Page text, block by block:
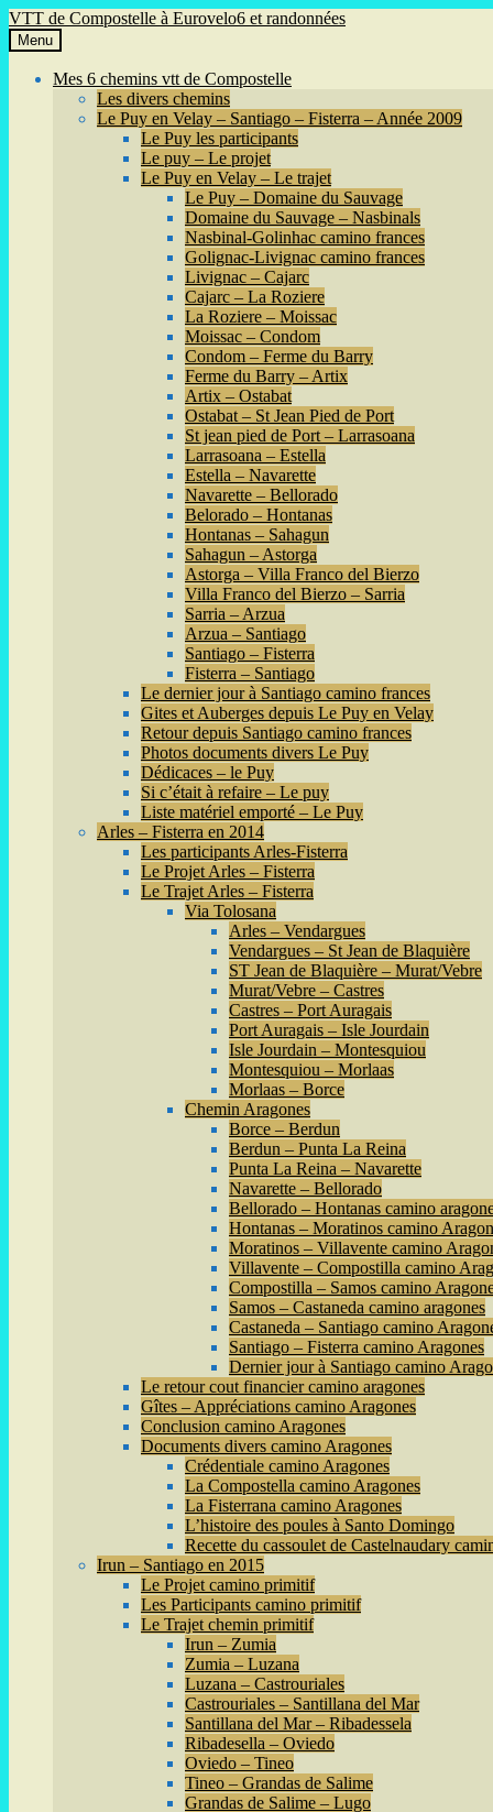
Aller
à
la
navigation
Aller
au
contenu
VTT de Compostelle à Eurovelo6 et randonnées
Menu
Mes 6 chemins vtt de Compostelle
Les divers chemins
Le Puy en Velay – Santiago – Fisterra – Année 2009
Le Puy les participants
Le puy – Le projet
Le Puy en Velay – Le trajet
Le Puy – Domaine du Sauvage
Domaine du Sauvage – Nasbinals
Nasbinal-Golinhac camino frances
Golignac-Livignac camino frances
Livignac – Cajarc
Cajarc – La Roziere
La Roziere – Moissac
Moissac – Condom
Condom – Ferme du Barry
Ferme du Barry – Artix
Artix – Ostabat
Ostabat – St Jean Pied de Port
St jean pied de Port – Larrasoana
Larrasoana – Estella
Estella – Navarette
Navarette – Bellorado
Belorado – Hontanas
Hontanas – Sahagun
Sahagun – Astorga
Astorga – Villa Franco del Bierzo
Villa Franco del Bierzo – Sarria
Sarria – Arzua
Arzua – Santiago
Santiago – Fisterra
Fisterra – Santiago
Le dernier jour à Santiago camino frances
Gites et Auberges depuis Le Puy en Velay
Retour depuis Santiago camino frances
Photos documents divers Le Puy
Dédicaces – le Puy
Si c’était à refaire – Le puy
Liste matériel emporté – Le Puy
Arles – Fisterra en 2014
Les participants Arles-Fisterra
Le Projet Arles – Fisterra
Le Trajet Arles – Fisterra
Via Tolosana
Arles – Vendargues
Vendargues – St Jean de Blaquière
ST Jean de Blaquière – Murat/Vebre
Murat/Vebre – Castres
Castres – Port Auragais
Port Auragais – Isle Jourdain
Isle Jourdain – Montesquiou
Montesquiou – Morlaas
Morlaas – Borce
Chemin Aragones
Borce – Berdun
Berdun – Punta La Reina
Punta La Reina – Navarette
Navarette – Bellorado
Bellorado – Hontanas camino
Hontanas – Moratinos camino
Moratinos – Villavente camino
Villavente – Compostilla camino
Compostilla – Samos camino
Samos – Castaneda camino aragones
Castaneda – Santiago camino
Santiago – Fisterra camino Aragones
Dernier jour à Santiago camino
Le retour cout financier camino aragones
Gîtes – Appréciations camino Aragones
Conclusion camino Aragones
Documents divers camino Aragones
Crédentiale camino Aragones
La Compostella camino Aragones
La Fisterrana camino Aragones
L’histoire des poules à Santo Domingo
Recette du cassoulet de Castelnaudary
Irun – Santiago en 2015
Le Projet camino primitif
Les Participants camino primitif
Le Trajet chemin primitif
Irun – Zumia
Zumia – Luzana
Luzana – Castrouriales
Castrouriales – Santillana del Mar
Santillana del Mar – Ribadessela
Ribadesella – Oviedo
Oviedo – Tineo
Tineo – Grandas de Salime
Grandas de Salime – Lugo